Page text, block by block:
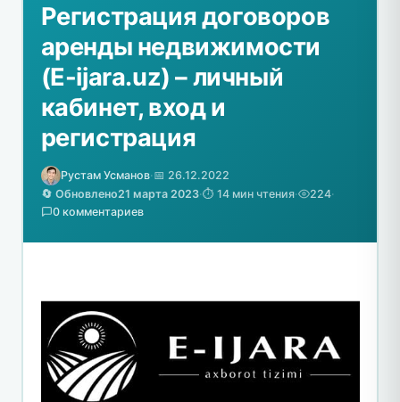
Регистрация договоров
аренды недвижимости
(E-ijara.uz) – личный
кабинет, вход и
регистрация
Рустам Усманов·📅 26.12.2022
🔄 Обновлено21 марта 2023·⏱️ 14 мин чтения· 224·
0 комментариев